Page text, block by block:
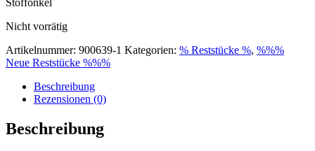
Nicht vorrätig
Artikelnummer: 900639-1 Kategorien: % Reststücke %, %%%
Neue Reststücke %%%
Beschreibung
Rezensionen (0)
Beschreibung